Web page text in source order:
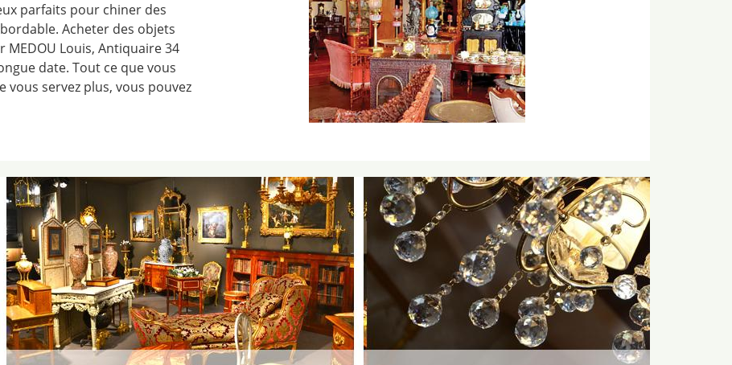
parfaits pour chiner des
Acheter des objets
Louis, Antiquaire 34
date. Tout ce que vous
vous servez plus, vous pouvez